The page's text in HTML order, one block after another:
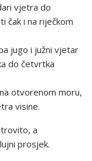
vjetra do
čak i na riječkom
jugo i južni vjetar
do četvrtka
otvorenom moru,
visine.
a
prosjek.